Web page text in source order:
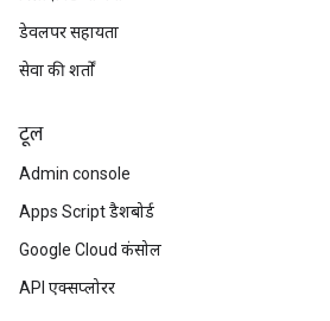
डेवलपर सहायता
सेवा की शर्तों
टूल
Admin console
Apps Script डैशबोर्ड
Google Cloud कंसोल
API एक्सप्लोरर